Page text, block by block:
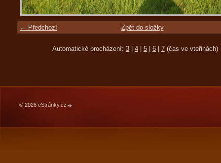
← Předchozí Zpět do složky
Automatické procházení: 3 4 5 6 7 (čas ve vteřinách)
© 2026 eStránky.cz